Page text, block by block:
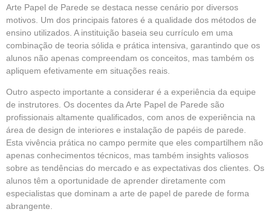
Arte Papel de Parede se destaca nesse cenário por diversos
motivos. Um dos principais fatores é a qualidade dos métodos de
ensino utilizados. A instituição baseia seu currículo em uma
combinação de teoria sólida e prática intensiva, garantindo que os
alunos não apenas compreendam os conceitos, mas também os
apliquem efetivamente em situações reais.
Outro aspecto importante a considerar é a experiência da equipe
de instrutores. Os docentes da Arte Papel de Parede são
profissionais altamente qualificados, com anos de experiência na
área de design de interiores e instalação de papéis de parede.
Esta vivência prática no campo permite que eles compartilhem não
apenas conhecimentos técnicos, mas também insights valiosos
sobre as tendências do mercado e as expectativas dos clientes. Os
alunos têm a oportunidade de aprender diretamente com
especialistas que dominam a arte de papel de parede de forma
abrangente.